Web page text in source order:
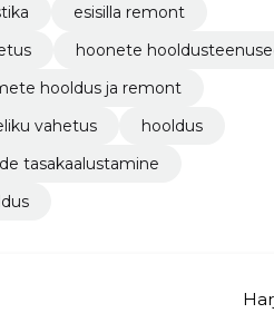
esisilla remont
hoonete
hooldus ja remont
vahetus
hooldus
tasakaalustamine